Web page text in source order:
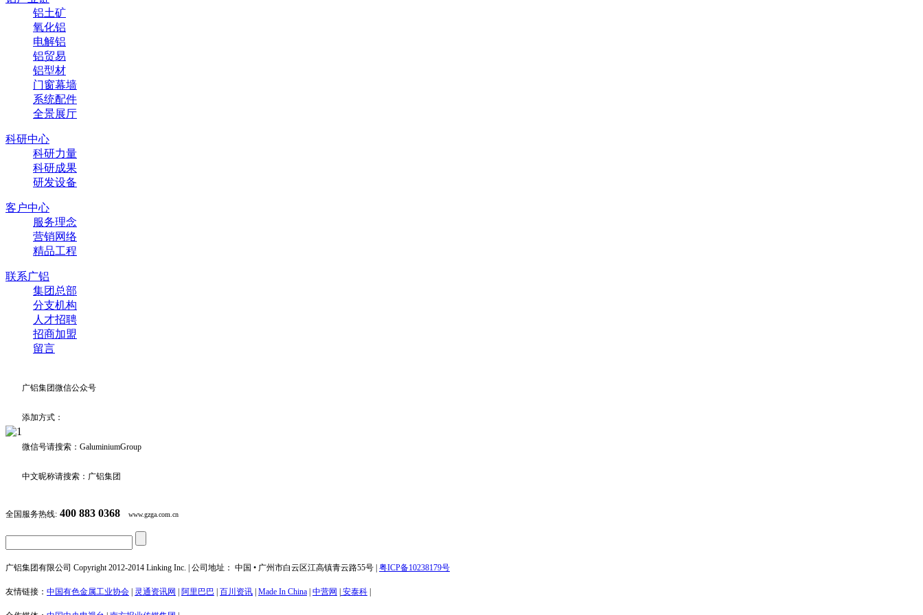
铝土矿
氧化铝
电解铝
铝贸易
铝型材
门窗幕墙
系统配件
全景展厅
科研中心
科研力量
科研成果
研发设备
客户中心
服务理念
营销网络
精品工程
联系广铝
集团总部
分支机构
人才招聘
招商加盟
留言
广铝集团微信公众号
添加方式：
微信号请搜索：GaluminiumGroup
中文昵称请搜索：广铝集团
全国服务热线: 400 883 0368 www.gzga.com.cn
广铝集团有限公司 Copyright 2012-2014 Linking Inc. | 公司地址： 中国 • 广州市白云区江高镇青云路55号 | 粤ICP备10238179号
友情链接： 中国有色金属工业协会 | 灵通资讯网 | 阿里巴巴 | 百川资讯 | Made In China | 中营网 | 安泰科 |